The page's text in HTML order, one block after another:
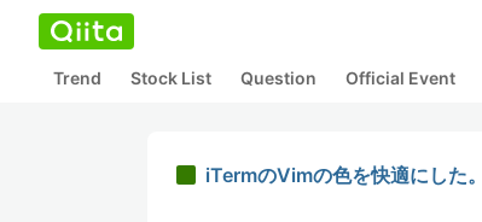
Trend Stock List Question Official Event
iTermのVimの色を快適にした